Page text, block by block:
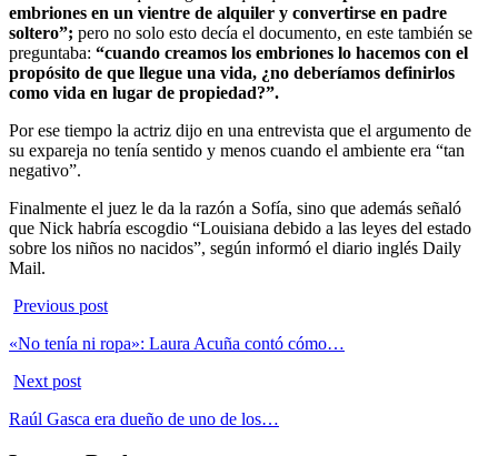
embriones en un vientre de alquiler y convertirse en padre
soltero”; pero no solo esto decía el documento, en este también se
preguntaba: “cuando creamos los embriones lo hacemos con el
propósito de que llegue una vida, ¿no deberíamos definirlos
como vida en lugar de propiedad?”.
Por ese tiempo la actriz dijo en una entrevista que el argumento de
su expareja no tenía sentido y menos cuando el ambiente era “tan
negativo”.
Finalmente el juez le da la razón a Sofía, sino que además señaló
que Nick habría escogdio “Louisiana debido a las leyes del estado
sobre los niños no nacidos”, según informó el diario inglés Daily
Mail.
Previous post
«No tenía ni ropa»: Laura Acuña contó cómo…
Next post
Raúl Gasca era dueño de uno de los…